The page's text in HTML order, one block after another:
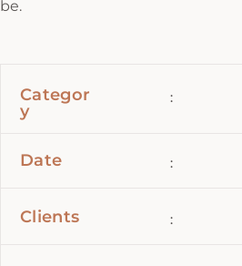
be.
Categor
y
:
Date :
Clients :